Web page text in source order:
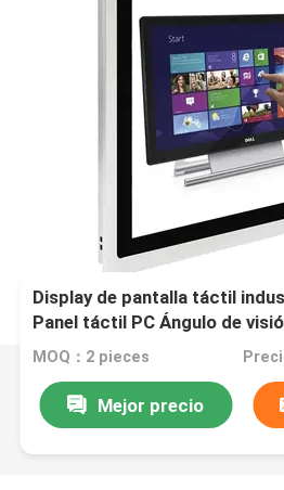
Display de pantalla táctil
Panel táctil PC Ángulo de
HDMI VGA
MOQ：2 pieces
Mejor precio